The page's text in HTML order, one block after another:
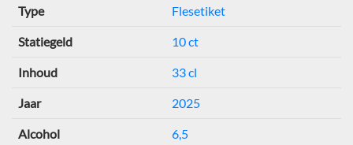
Type Flesetiket
Statiegeld 10 ct
Inhoud 33 cl
Jaar 2025
Alcohol 6,5